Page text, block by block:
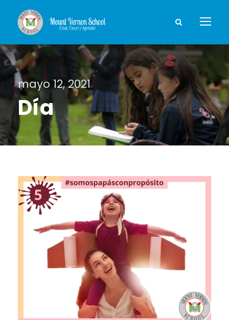
mayo 12, 2021
Día